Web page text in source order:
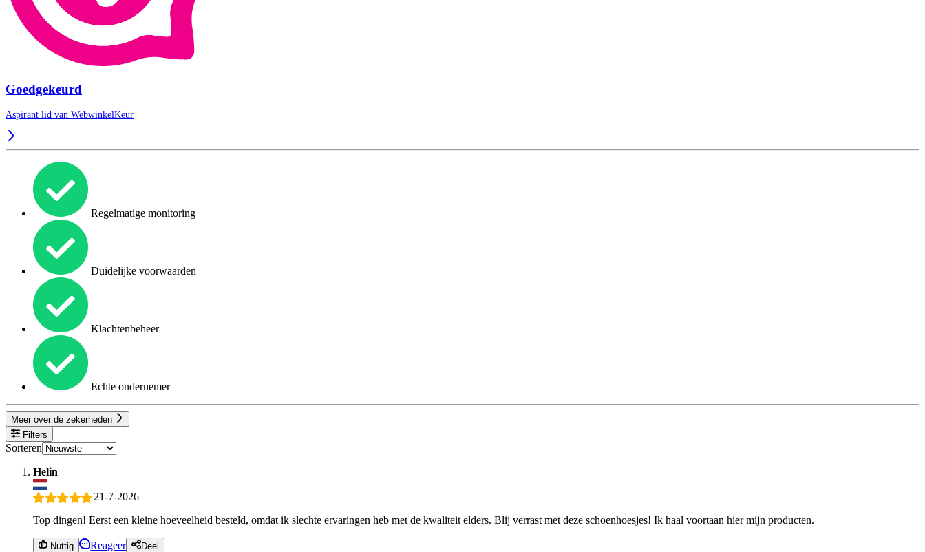
Goedgekeurd
Aspirant lid van WebwinkelKeur
Regelmatige monitoring
Duidelijke voorwaarden
Klachtenbeheer
Echte ondernemer
Meer over de zekerheden
Filters
Sorteren
Helin
21-7-2026
Top dingen! Eerst een kleine hoeveelheid besteld, omdat ik slechte ervaringen heb met de kwaliteit elders. Blij verrast met deze schoenhoesjes! Ik haal voortaan hier mijn producten.
Nuttig Reageer Deel